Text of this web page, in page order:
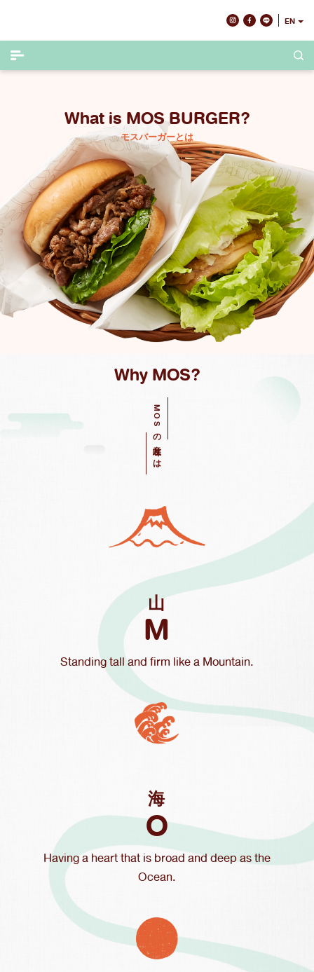
EN
What is MOS BURGER?
モスバーガーとは
Why MOS?
MOSの意味とは
M
Standing tall and firm like a Mountain.
O
Having a heart that is broad and deep as the
Ocean.